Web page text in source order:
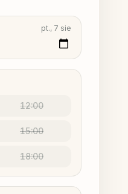
pt., 7 sie
12:00
15:00
18:00